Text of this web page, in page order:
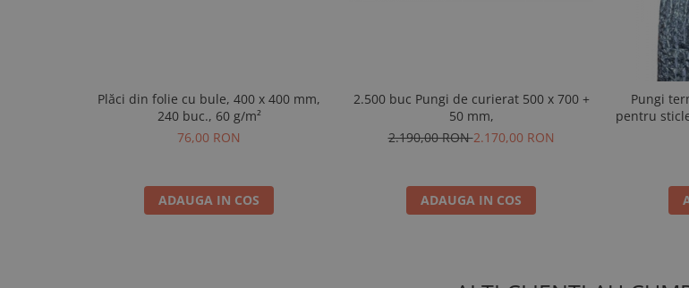
Plăci din folie cu bule, 400 x 400 mm,
240 buc., 60 g/m²
76,00 RON
ADAUGA IN COS
2.500 buc Pungi de curierat 500 x 700 +
50 mm,
2.190,00 RON2.170,00 RON
ADAUGA IN COS
Pungi
pentru